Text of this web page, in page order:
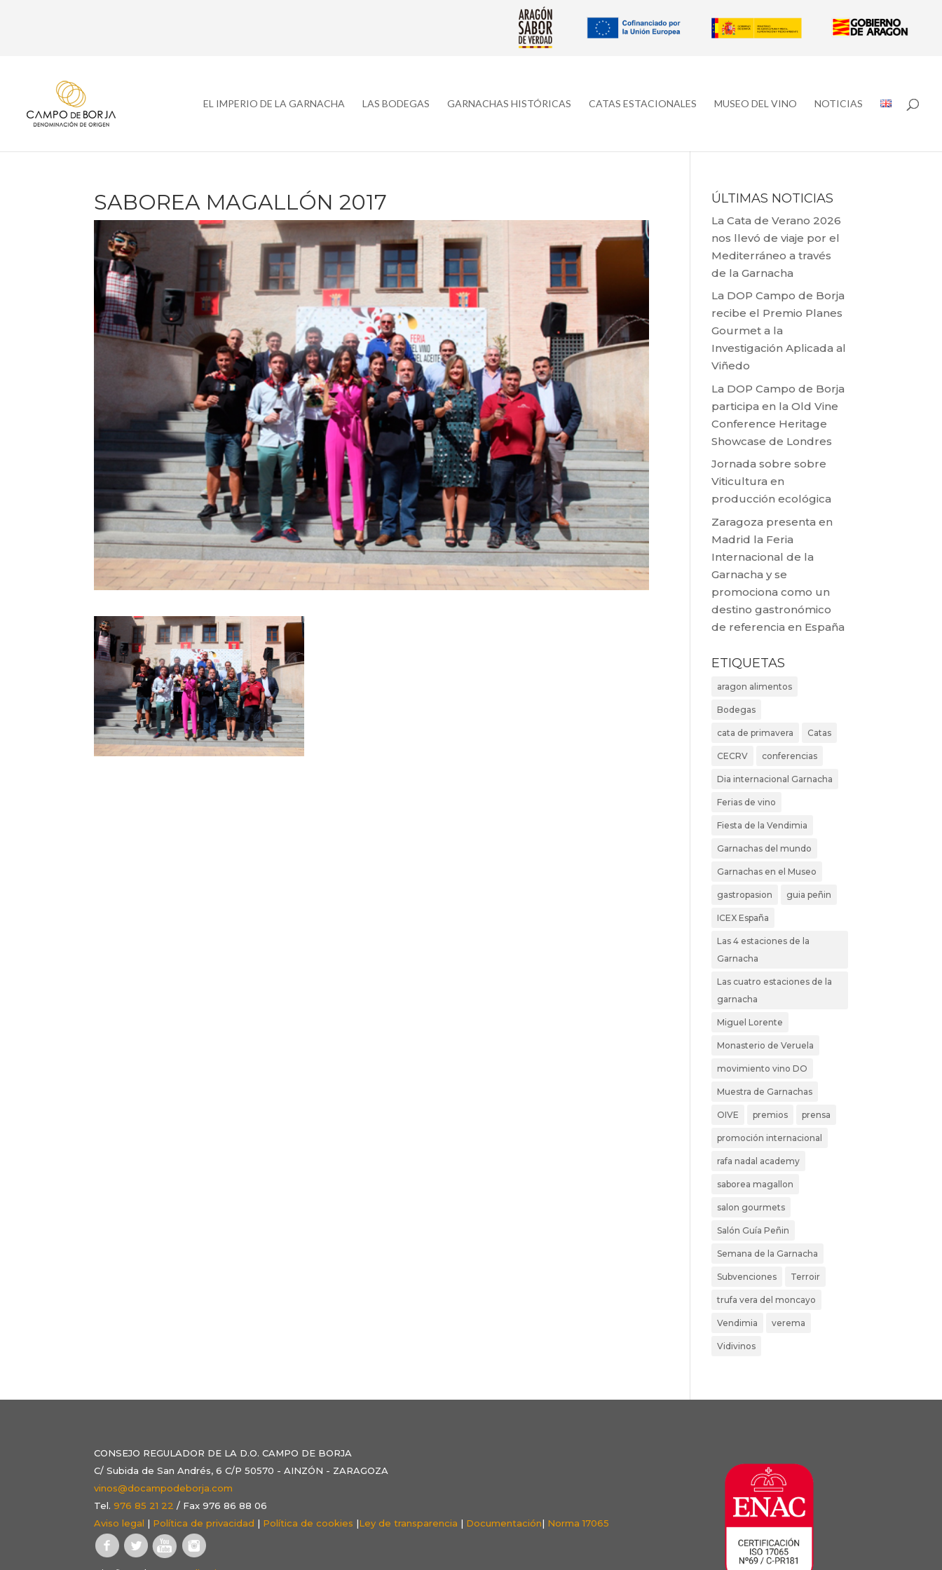
EL IMPERIO DE LA GARNACHA LAS BODEGAS GARNACHAS HISTÓRICAS CATAS ESTACIONALES MUSEO DEL VINO NOTICIAS
SABOREA MAGALLÓN 2017 ÚLTIMAS NOTICIAS
La Cata de Verano 2026
nos llevó de viaje por el
Mediterráneo a través
de la Garnacha
La DOP Campo de Borja
recibe el Premio Planes
Gourmet a la
Investigación Aplicada al
Viñedo
La DOP Campo de Borja
participa en la Old Vine
Conference Heritage
Showcase de Londres
Jornada sobre sobre
Viticultura en
producción ecológica
Zaragoza presenta en
Madrid la Feria
Internacional de la
Garnacha y se
promociona como un
destino gastronómico
de referencia en España
ETIQUETAS
aragon alimentos
Bodegas
cata de primavera Catas
CECRV conferencias
Dia internacional Garnacha
Ferias de vino
Fiesta de la Vendimia
Garnachas del mundo
Garnachas en el Museo
gastropasion guia peñin
ICEX España
Las 4 estaciones de la
Garnacha
Las cuatro estaciones de la
garnacha
Miguel Lorente
Monasterio de Veruela
movimiento vino DO
Muestra de Garnachas
OIVE premios prensa
promoción internacional
rafa nadal academy
saborea magallon
salon gourmets
Salón Guía Peñin
Semana de la Garnacha
Subvenciones Terroir
trufa vera del moncayo
Vendimia verema
Vidivinos
CONSEJO REGULADOR DE LA D.O. CAMPO DE BORJA
C/ Subida de San Andrés, 6 C/P 50570 - AINZÓN - ZARAGOZA
vinos@docampodeborja.com
Tel.976 85 21 22 / Fax 976 86 88 06
Aviso legal | Política de privacidad | Política de cookies |Ley de transparencia | Documentación| Norma 17065